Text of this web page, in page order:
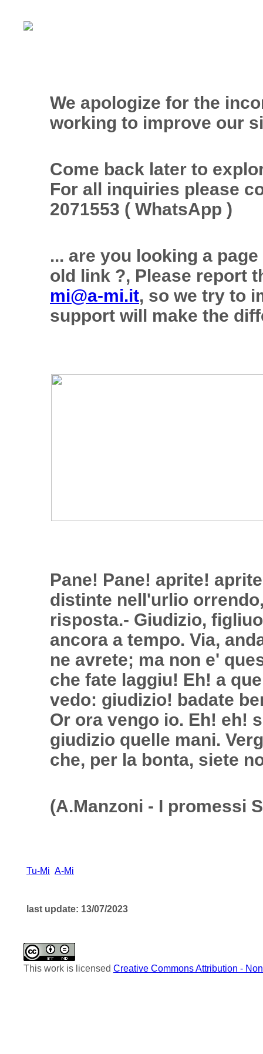
We apologize for the
working to improve our
Come back later to
For all inquiries please
2071553 ( WhatsApp )
... are you looking a
old link ?, Please report
mi@a-mi.it, so we try to
support will make the
Pane! Pane! aprite!
distinte nell'urlio
risposta.- Giudizio,
ancora a tempo. Via,
ne avrete; ma non e'
che fate laggiu! Eh! a
vedo: giudizio! badate
Or ora vengo io. Eh! eh!
giudizio quelle mani.
che, per la bonta, siete
(A.Manzoni - I promessi
Tu-Mi A-Mi
last update: 13/07/2023
This work is licensed Creative Commons Attribution -